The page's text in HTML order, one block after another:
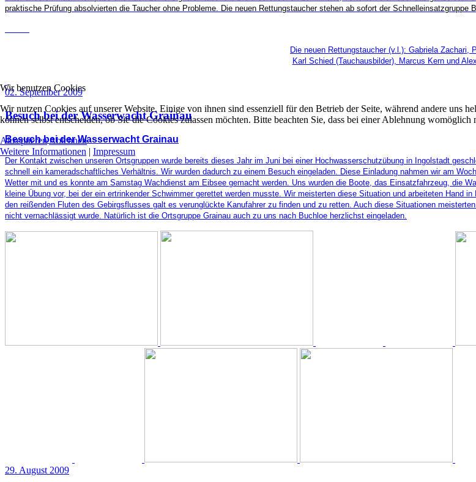
praktische Prüfung absolvierten die Taucher ohne Probleme. Die neuen Rettungstaucher stehen ab sofort der Schnelleinsatzgruppe
Die neuen Rettungstaucher (v.l.): Gabriela Zachari,
Karl Schied (Tauchausbilder), Marcus Kern und
02. September 2009
Besuch bei der Wasserwacht Grainau
Besuch bei der Wasserwacht Grainau
Der Kontakt zwischen unseren Ortsgruppen wurde bereits dieses Jahr im Juni bei einer Hochwasserschutzübung in Ingolstadt
schnell ein kameradschaftliches Verhältnis. Wir wurden dadurch zu einem Besuch eingeladen. Diese Einladung nahmen wir am
Wetter mit und es konnte am Samstag Wachdienst am Eibsee gemacht werden. Uns wurden die Boote, das Einsatzfahrzeug, die
kleine Übung vor, bei der ein ertrinkender Schwimmer gerettet werden musste. Wir meisterten diese Situation und arbeiteten Hand
den reißenden Fluten des Gebirgsflusses galt es verunglückte Kanufahrer zu finden und zu retten. Auch diese Situationen
nicht vernachlässigt wurde. Natürlich ist die Ortsgruppe Grainau auch zu uns nach Buchloe herzlichst eingeladen.
29. August 2009
Wir benutzen Cookies
Wir nutzen Cookies auf unserer Website. Einige von ihnen sind essenziell für den Betrieb der Seite, während andere uns
können selbst entscheiden, ob Sie die Cookies zulassen möchten. Bitte beachten Sie, dass bei einer Ablehnung
AkzeptierenAblehnen
Weitere Informationen | Impressum